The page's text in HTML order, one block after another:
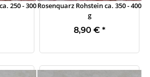
250 - 300Rosenquarz Rohstein ca. 350 - 400
g
8,90 € *